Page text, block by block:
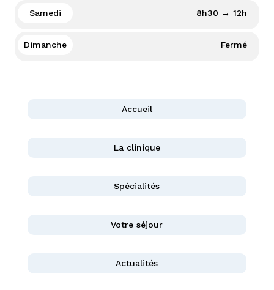
Samedi 8h30 → 12h
Dimanche Fermé
Accueil
La clinique
Spécialités
Votre séjour
Actualités